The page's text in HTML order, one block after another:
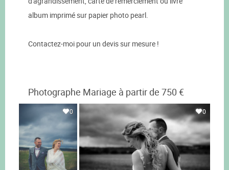
album imprimé sur papier photo pearl.
Contactez-moi pour un devis sur mesure !
Photographe Mariage à partir de 750 €
0 0